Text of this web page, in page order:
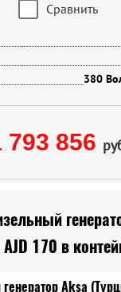
Сравнить
380
793 856
170 в